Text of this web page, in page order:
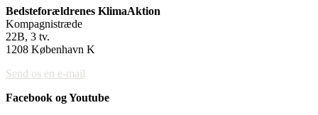
Bedsteforældrenes KlimaAktion
Kompagnistræde
22B, 3 tv.
1208 København K
Send os en e-mail
Facebook og Youtube